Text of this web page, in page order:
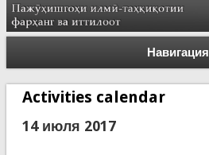
Навигация
Activities calendar
14 июля 2017